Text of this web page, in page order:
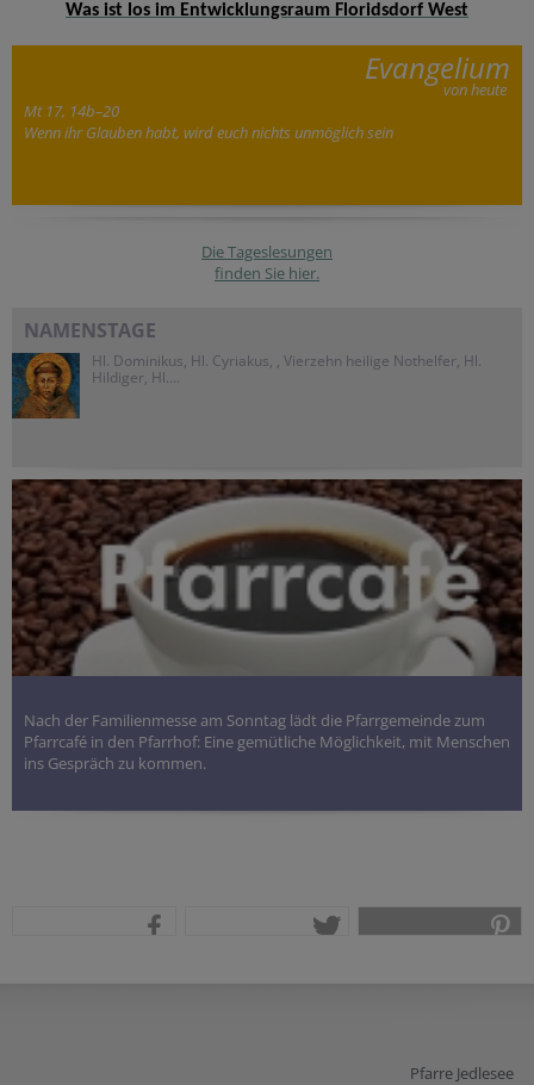
Was ist los im Entwicklungsraum Floridsdorf West
Evangelium
von heute
Mt 17, 14b–20
Wenn ihr Glauben habt, wird euch nichts unmöglich sein
Die Tageslesungen
finden Sie hier.
NAMENSTAGE
Hl. Dominikus, Hl. Cyriakus, , Vierzehn heilige Nothelfer, Hl.
Hildiger, Hl....
Nach der Familienmesse am Sonntag lädt die Pfarrgemeinde zum
Pfarrcafé in den Pfarrhof: Eine gemütliche Möglichkeit, mit Menschen
ins Gespräch zu kommen.
Pfarre Jedlesee